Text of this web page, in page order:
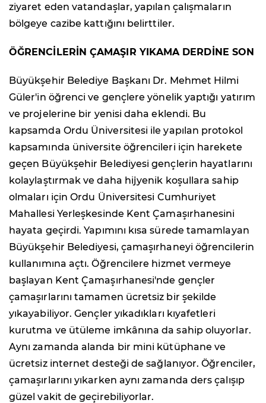
ziyaret eden vatandaşlar, yapılan çalışmaların
bölgeye cazibe kattığını belirttiler.
ÖĞRENCİLERİN ÇAMAŞIR YIKAMA DERDİNE SON
Büyükşehir Belediye Başkanı Dr. Mehmet Hilmi
Güler'in öğrenci ve gençlere yönelik yaptığı yatırım
ve projelerine bir yenisi daha eklendi. Bu
kapsamda Ordu Üniversitesi ile yapılan protokol
kapsamında üniversite öğrencileri için harekete
geçen Büyükşehir Belediyesi gençlerin hayatlarını
kolaylaştırmak ve daha hijyenik koşullara sahip
olmaları için Ordu Üniversitesi Cumhuriyet
Mahallesi Yerleşkesinde Kent Çamaşırhanesini
hayata geçirdi. Yapımını kısa sürede tamamlayan
Büyükşehir Belediyesi, çamaşırhaneyi öğrencilerin
kullanımına açtı. Öğrencilere hizmet vermeye
başlayan Kent Çamaşırhanesi'nde gençler
çamaşırlarını tamamen ücretsiz bir şekilde
yıkayabiliyor. Gençler yıkadıkları kıyafetleri
kurutma ve ütüleme imkânına da sahip oluyorlar.
Aynı zamanda alanda bir mini kütüphane ve
ücretsiz internet desteği de sağlanıyor. Öğrenciler,
çamaşırlarını yıkarken aynı zamanda ders çalışıp
güzel vakit de geçirebiliyorlar.